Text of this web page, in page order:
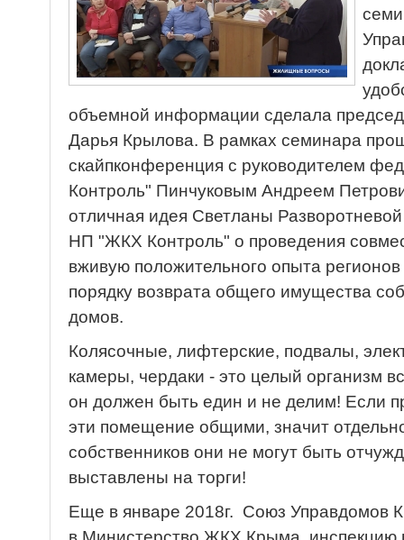
объемной информации сделала
Дарья Крылова. В рамках семинара
скайпконференция с руководителем
Контроль" Пинчуковым Андреем
отличная идея Светланы
НП "ЖКХ Контроль" о проведения
вживую положительного опыта
порядку возврата общего имущества
домов.
Колясочные, лифтерские, подвалы,
камеры, чердаки - это целый организм
он должен быть един и не делим! Если
эти помещение общими, значит
собственников они не могут быть
выставлены на торги!
Еще в январе 2018г. Союз Управдомов